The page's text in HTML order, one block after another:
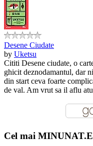
Desene Ciudate
by Uketsu
Cititi Desene ciudate, o
ghicit deznodamantul, dar
din start ceva foarte
de val. Am vrut sa il aflu
Cel mai